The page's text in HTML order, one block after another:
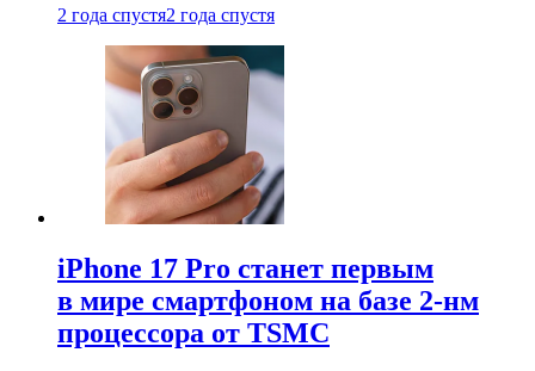
2 года спустя2 года спустя
iPhone 17 Pro станет первым
в мире смартфоном на базе 2-нм
процессора от TSMC